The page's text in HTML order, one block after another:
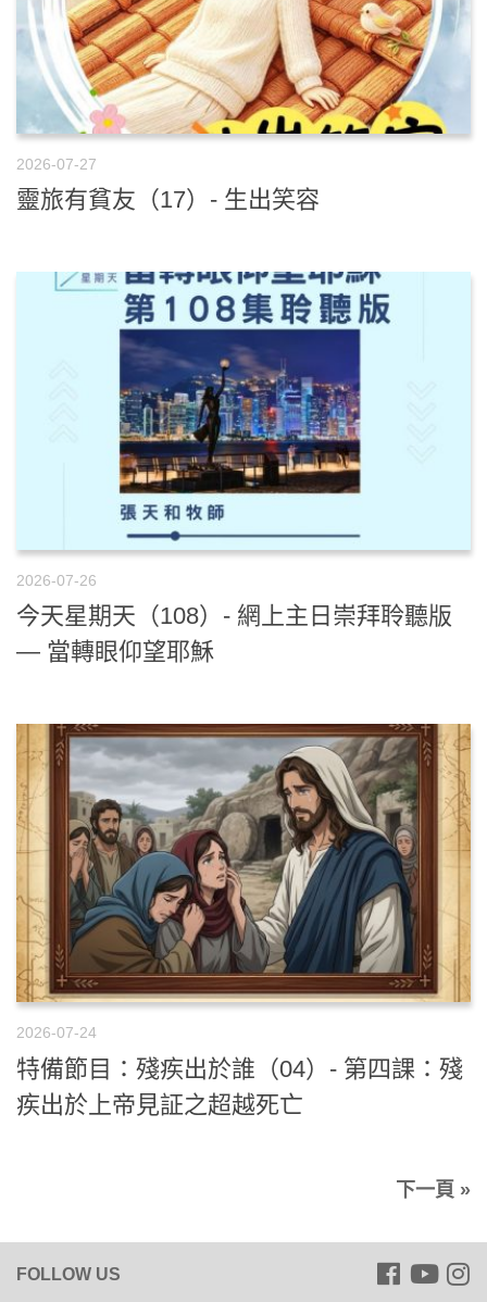
2026-07-27
靈旅有貧友（17）- 生出笑容
2026-07-26
今天星期天（108）- 網上主日崇拜聆聽版
— 當轉眼仰望耶穌
2026-07-24
特備節目：殘疾出於誰（04）- 第四課：殘
疾出於上帝見証之超越死亡
下一頁 »